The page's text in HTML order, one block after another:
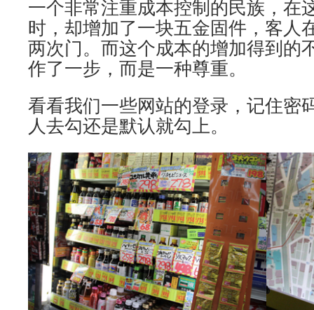
一个非常注重成本控制的民族，在
时，却增加了一块五金固件，客人
两次门。而这个成本的增加得到的
作了一步，而是一种尊重。
看看我们一些网站的登录，记住密
人去勾还是默认就勾上。